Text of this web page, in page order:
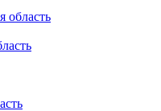
область